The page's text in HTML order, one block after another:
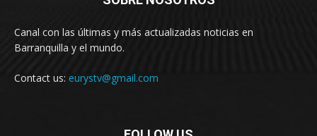
Canal con las últimas y más actualizadas noticias en
Barranquilla y el mundo.
Contact us: eurystv@gmail.com